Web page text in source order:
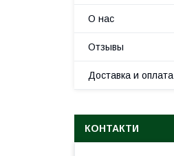
О нас
Отзывы
Доставка и оплата
КОНТАКТИ